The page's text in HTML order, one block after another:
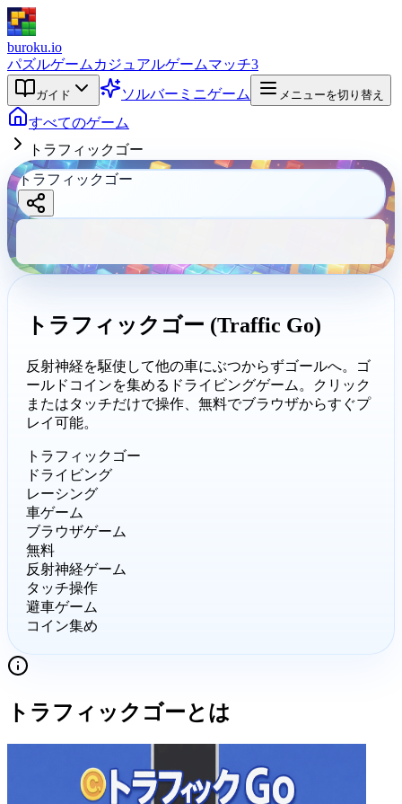
buroku.io
パズルゲーム カジュアルゲームマッチ3
ガイド ソルバー ミニゲーム メニューを切り替え
すべてのゲーム
トラフィックゴー
トラフィックゴー
トラフィックゴー (Traffic Go)
反射神経を駆使して他の車にぶつからずゴールへ。ゴ
ールドコインを集めるドライビングゲーム。クリック
またはタッチだけで操作、無料でブラウザからすぐプ
レイ可能。
トラフィックゴー
ドライビング
レーシング
車ゲーム
ブラウザゲーム
無料
反射神経ゲーム
タッチ操作
避車ゲーム
コイン集め
トラフィックゴーとは